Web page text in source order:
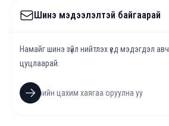
Шинэ мэдээлэлтэй байгаарай
Намайг шинэ зүйл нийтлэх үед мэдэгдэл авч,
цуцлаарай.